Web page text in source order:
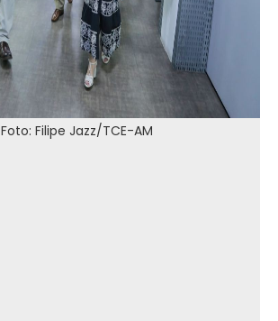
Foto: Filipe Jazz/TCE-AM